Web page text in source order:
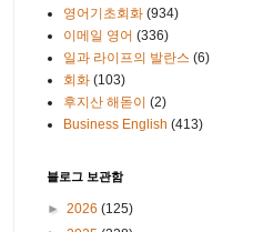
영어기초회화 (934)
이메일 영어 (336)
일과 라이프의 발란스 (6)
회화 (103)
후지산 해돋이 (2)
Business English (413)
블로그 보관함
► 2026 (125)